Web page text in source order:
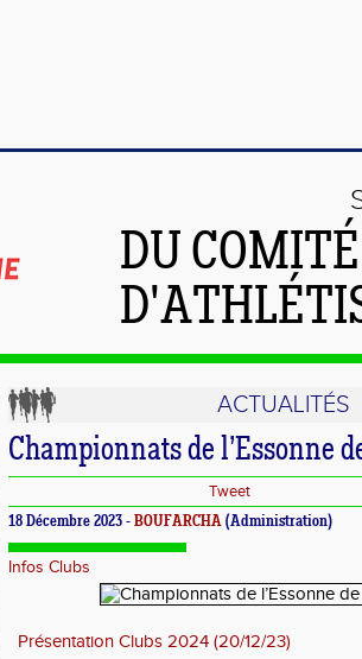
DU
ACTUALITÉS
Championnats de l’Essonne
Tweet
18 Décembre 2023 - BOUFARCHA (Administration)
Infos Clubs
Présentation Clubs 2024 (20/12/23)